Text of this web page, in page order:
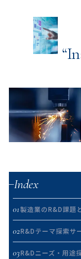
Index
01製造業のR&D課題
02R&Dテーマ探索サ
03R&Dニーズ・用途